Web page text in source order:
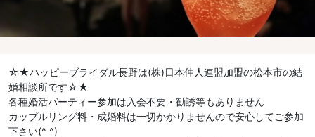
☆★ハッピーブライダル長野は(株)日本仲人連盟加盟の松本市の結
婚相談所です☆★
各種婚活パーティー参加は入会不要・勧誘等もありません
カップルリング料・成婚料は一切かかりませんので安心してご参加
下さい(^ ^)